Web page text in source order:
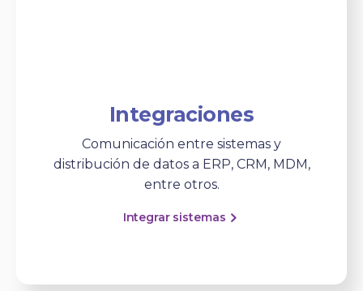
Integraciones
Comunicación entre sistemas y
distribución de datos a ERP, CRM, MDM,
entre otros.
Integrar sistemas